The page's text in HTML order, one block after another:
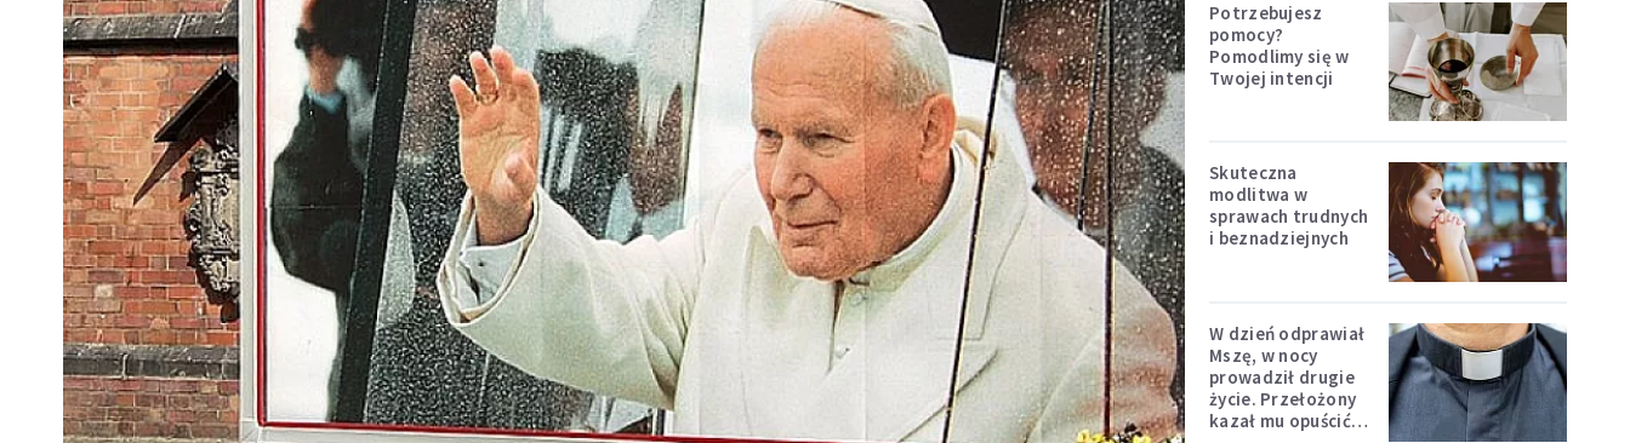
Potrzebujesz
pomocy?
Pomodlimy się w
Twojej intencji
Skuteczna
modlitwa w
sprawach trudnych
i beznadziejnych
W dzień odprawiał
Mszę, w nocy
prowadził drugie
życie. Przełożony
kazał mu opuścić